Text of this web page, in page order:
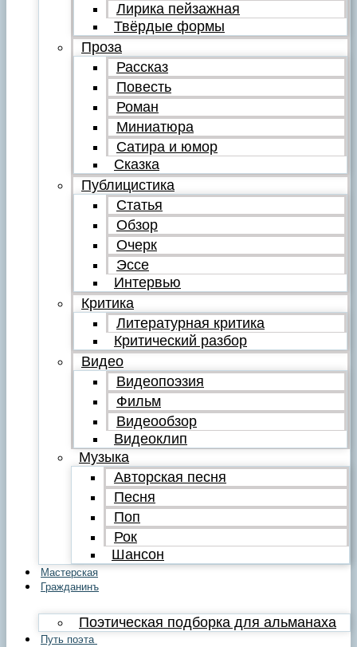
Лирика пейзажная
Твёрдые формы
Проза
Рассказ
Повесть
Роман
Миниатюра
Сатира и юмор
Сказка
Публицистика
Статья
Обзор
Очерк
Эссе
Интервью
Критика
Литературная критика
Критический разбор
Видео
Видеопоэзия
Фильм
Видеообзор
Видеоклип
Музыка
Авторская песня
Песня
Поп
Рок
Шансон
Мастерская
Гражданинъ
Поэтическая подборка для альманаха
Путь поэта